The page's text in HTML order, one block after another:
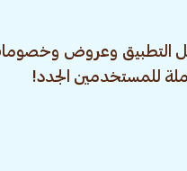
التطبيق وعروض
للمستخدمين الجدد!